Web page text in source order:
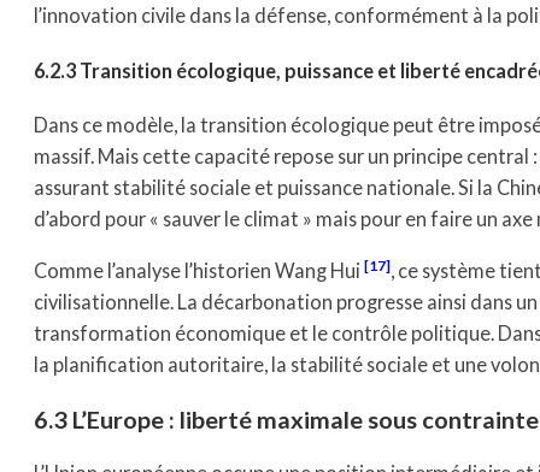
l’innovation civile dans la défense, conformément à la
6.2.3 Transition écologique, puissance et liberté
Dans ce modèle, la transition écologique peut être
massif. Mais cette capacité repose sur un principe
assurant stabilité sociale et puissance nationale. Si la
d’abord pour « sauver le climat » mais pour en faire un
Comme l’analyse l’historien Wang Hui 17 , ce système
civilisationnelle. La décarbonation progresse ainsi dans
transformation économique et le contrôle politique.
la planification autoritaire, la stabilité sociale et une
6.3 L’Europe : liberté maximale sous